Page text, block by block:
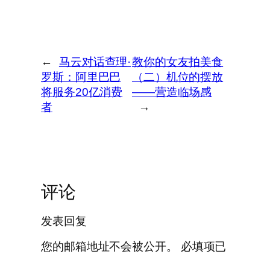
←
马云对话查理·
罗斯：阿里巴巴
将服务20亿消费
者
教你的女友拍美食
（二）机位的摆放
——营造临场感
→
评论
发表回复
您的邮箱地址不会被公开。
必填项已